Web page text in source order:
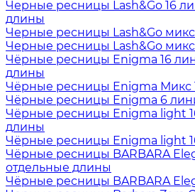
Черные ресницы Lash&Go 16
длины
Черные ресницы Lash&Go
Черные ресницы Lash&Go
Чёрные ресницы Enigma 16
длины
Чёрные ресницы Enigma Микс
Чёрные ресницы Enigma 6
Чёрные ресницы Enigma light
длины
Чёрные ресницы Enigma light
Чёрные ресницы BARBARA
отдельные длины
Чёрные ресницы BARBARA